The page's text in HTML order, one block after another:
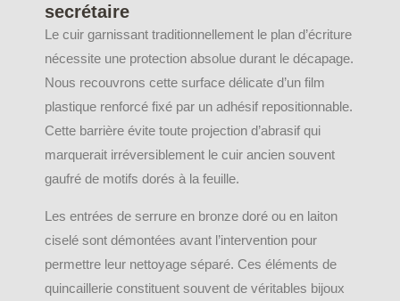
secrétaire
Le cuir garnissant traditionnellement le plan d’écriture
nécessite une protection absolue durant le décapage.
Nous recouvrons cette surface délicate d’un film
plastique renforcé fixé par un adhésif repositionnable.
Cette barrière évite toute projection d’abrasif qui
marquerait irréversiblement le cuir ancien souvent
gaufré de motifs dorés à la feuille.
Les entrées de serrure en bronze doré ou en laiton
ciselé sont démontées avant l’intervention pour
permettre leur nettoyage séparé. Ces éléments de
quincaillerie constituent souvent de véritables bijoux